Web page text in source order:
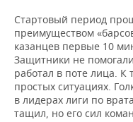
Стартовый период
преимуществом
казанцев первые 10
Защитники не
работал в поте лица.
простых ситуациях.
в лидерах лиги по
тащил, но его сил